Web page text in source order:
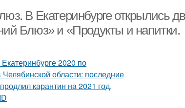
В Екатеринбурге открылись
Блюз» и «Продукты и напитки.